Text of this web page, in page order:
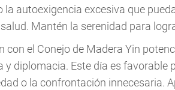
la autoexigencia excesiva que
Mantén la serenidad para
con el Conejo de Madera Yin
y diplomacia. Este día es favorable
o la confrontación innecesaria.